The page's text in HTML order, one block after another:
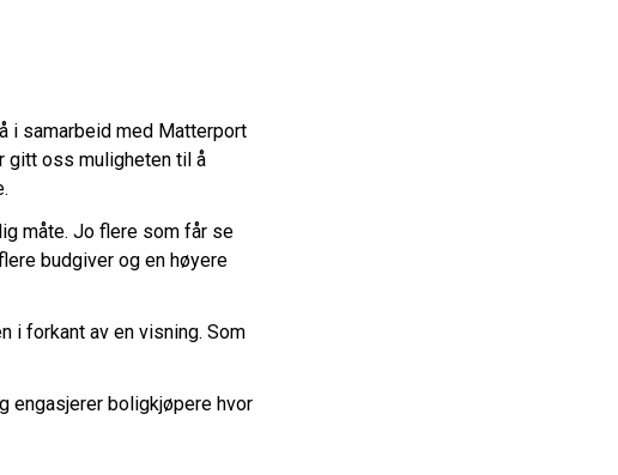
i samarbeid med Matterport
gitt oss muligheten til å
måte. Jo flere som får se
budgiver og en høyere
i forkant av en visning. Som
engasjerer boligkjøpere hvor